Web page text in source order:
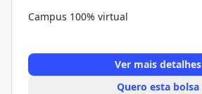
Campus 100% virtual
Ver mais detalhes
Quero esta bolsa